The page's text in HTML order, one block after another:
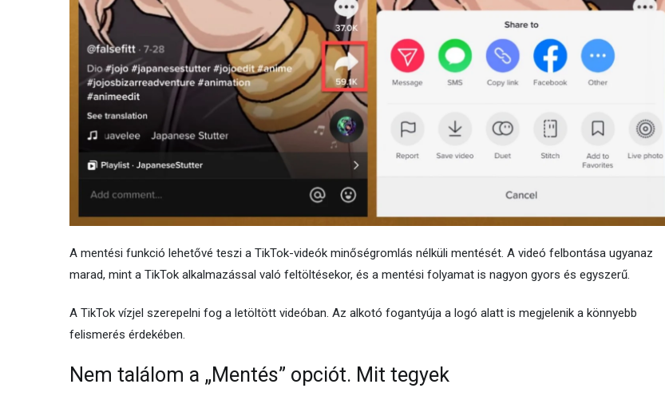
A mentési funkció lehetővé teszi a TikTok-videók minőségromlás nélküli mentését. A videó felbontása ugyanaz
marad, mint a TikTok alkalmazással való feltöltésekor, és a mentési folyamat is nagyon gyors és egyszerű.
A TikTok vízjel szerepelni fog a letöltött videóban. Az alkotó fogantyúja a logó alatt is megjelenik a könnyebb
felismerés érdekében.
Nem találom a „Mentés” opciót. Mit tegyek